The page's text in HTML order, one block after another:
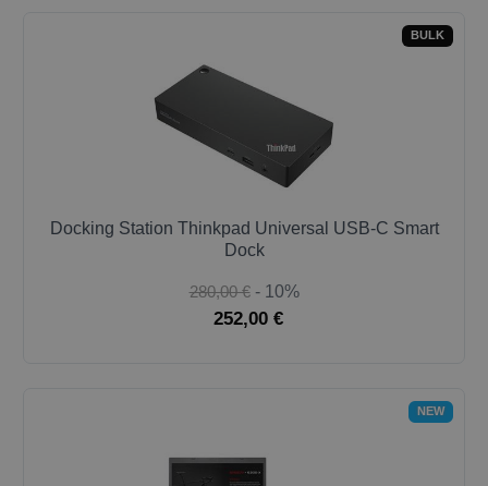
BULK
Docking Station Thinkpad Universal USB-C Smart
Dock
280,00 € - 10%
252,00 €
NEW